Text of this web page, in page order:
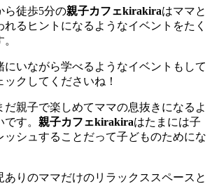
ら徒歩5分の親子カフェkirakiraはママと
るヒントになるようなイベントをたく
にいながら学べるようなイベントもして
クしてくださいね！
だ親子で楽しめてママの息抜きになるよ
す。 親子カフェkirakiraはたまには子
ッシュすることだって子どものためにな
ありのママだけのリラックススペースと